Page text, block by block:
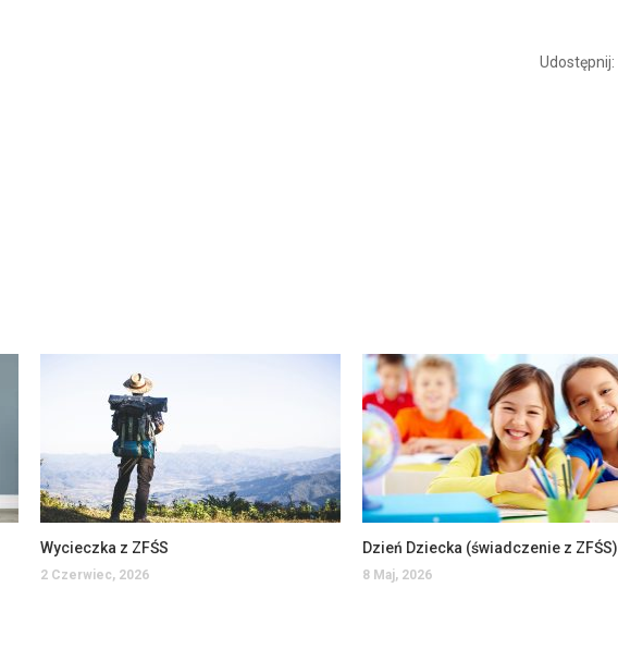
Udostępnij:
Wycieczka z ZFŚS
2 Czerwiec, 2026
Dzień Dziecka (świadczenie z ZFŚS)
8 Maj, 2026